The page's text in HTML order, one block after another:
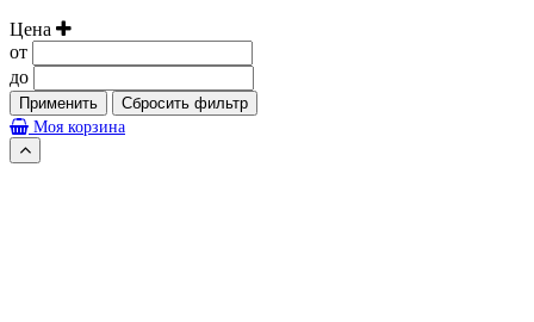
Цена
от
до
Применить
Сбросить фильтр
Моя корзина